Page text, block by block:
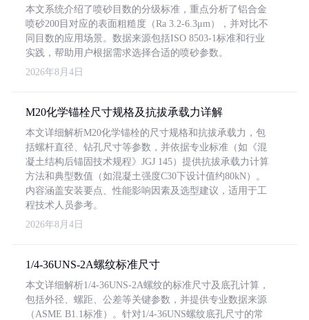
本文系统介绍了喷砂目数的分级标准，重点分析了铝合金
喷砂200目对应的表面粗糙度（Ra 3.2-6.3μm），并对比不
同目数的应用场景。数据来源包括ISO 8503-1标准和行业
实践，帮助用户根据需求选择合适的喷砂参数。
2026年8月4日
M20化学锚栓尺寸规格及抗拔承载力详解
本文详细解析M20化学锚栓的尺寸规格和抗拔承载力，包
括螺杆直径、钻孔尺寸等参数，并依据专业标准（如《混
凝土结构后锚固技术规程》JGJ 145）提供抗拔承载力计算
方法和典型数值（如混凝土强度C30下设计值约80kN）。
内容涵盖安装要点、性能影响因素及选型建议，适用于工
程技术人员参考。
2026年8月4日
1/4-36UNS-2A螺纹标准尺寸
本文详细解析1/4-36UNS-2A螺纹的标准尺寸及底孔计算，
包括外径、螺距、公差等关键参数，并提供专业数据来源
（ASME B1.1标准）。针对1/4-36UNS螺纹底孔尺寸的常